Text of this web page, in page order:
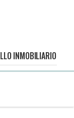
INMOBILIARIO